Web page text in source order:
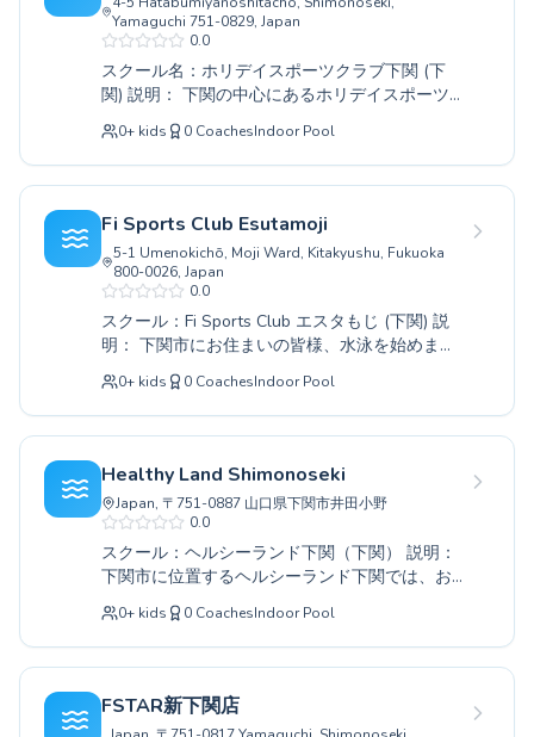
Swim school software
Popular countries
United States
United Kingdom
Deutschland
España
Canada
Popular cities
Paris
Marseille
Los Angeles
Madrid
Barcelona
Roma
Yamaguchi 751-0829, Japan
0.0
スクール名：ホリデイスポーツクラブ下関 (下
関) 説明： 下関の中心にあるホリデイスポーツク
ラブ下関では、お子様から大人の方まで、すべ
てのレベルに応じた水泳教室を開催していま
す。初めて水に触れる方も、泳ぎをさらに上達
させたい方も、経験豊かなコーチ陣が一人ひと
りのペースに合わせて丁寧に指導いたします。
楽しく、そして安全な環境で、水泳の楽しさを
体験し、健康的な体づくりを目指しませんか。
無料体験レッスンも随時受付中です。ぜひ一
度、水の世界へ飛び込んでみてください。
0+ kids 0 CoachesIndoor Pool
Fi Sports Club Esutamoji
5-1 Umenokichō, Moji Ward, Kitakyushu, Fukuoka
800-0026, Japan
0.0
スクール：Fi Sports Club エスタもじ (下関) 説
明： 下関市にお住まいの皆様、水泳を始めませ
んか。Fi Sports Club エスタもじでは、小さなお
子様から大人の方まで、それぞれのレベルに合
わせたきめ細やかな指導を行っております。初
めての方には、水に慣れることから丁寧にサポ
ートし、泳げるようになった経験者の方には、
さらなる技術向上を目指せるコースをご用意し
ています。経験豊かなコーチ陣が、個々のペー
スに寄り添い、安全で楽しい環境で、皆様の泳
ぐ力を最大限に引き出します。この機会に、水
泳の楽しさを体験し、健康増進や新しい趣味を
見つけてみませんか。ぜひ一度、Fi Sports Club
0+ kids 0 CoachesIndoor Pool
Healthy Land Shimonoseki
Japan, 〒751-0887 山口県下関市井田小野
0.0
スクール：ヘルシーランド下関（下関） 説明：
下関市に位置するヘルシーランド下関では、お
子様から大人の方まで、あらゆるレベルのスイ
マーに向けた多彩な水泳教室を展開していま
す。全くの初心者の方には、水に慣れることか
ら丁寧に指導し、泳げるようになる喜びを、経
験者の方には、より速く、より力強く泳ぐため
の専門的なテクニックを磨く機会を提供いたし
0+ kids 0 CoachesIndoor Pool
FSTAR新下関店